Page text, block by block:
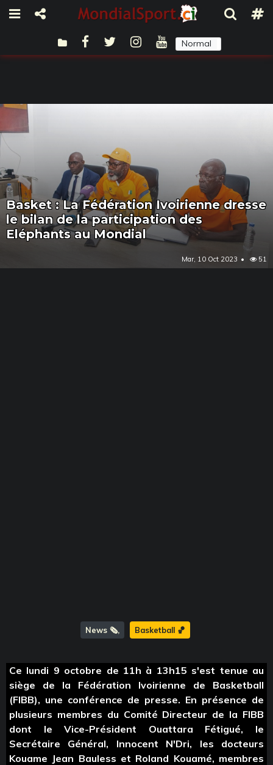
Normal
Basket : La Fédération Ivoirienne dresse
le bilan de la participation des
Eléphants au Mondial
Mar, 10 Oct 2023 51
News 🗞️ Basketball 🏀
Ce lundi 9 octobre de 11h à 13h15 s'est tenue au
siège de la Fédération Ivoirienne de Basketball
(FIBB), une conférence de presse. En présence de
plusieurs membres du Comité Directeur de la FIBB
dont le Vice-Président Ouattara Fétigué, le
Secrétaire Général, Innocent N'Dri, les docteurs
Kouame Jean Bauless et Roland Kouamé, membres